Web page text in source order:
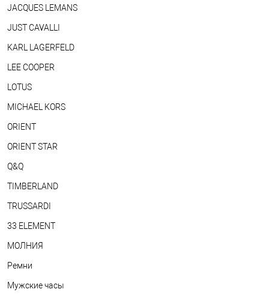
JACQUES LEMANS
JUST CAVALLI
KARL LAGERFELD
LEE COOPER
LOTUS
MICHAEL KORS
ORIENT
ORIENT STAR
Q&Q
TIMBERLAND
TRUSSARDI
33 ELEMENT
МОЛНИЯ
Ремни
Мужские часы